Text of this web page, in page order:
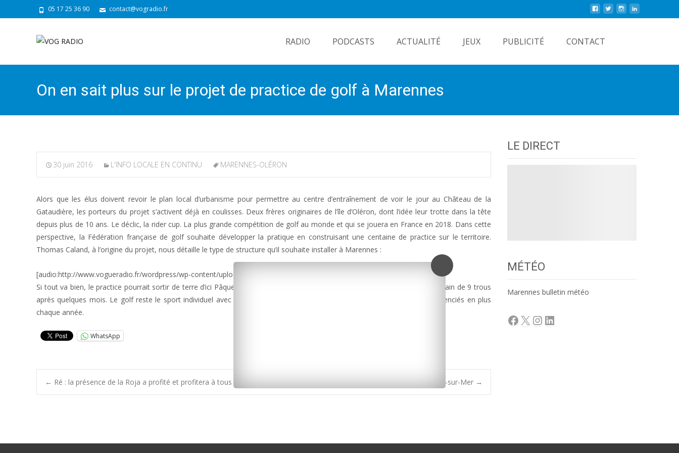
05 17 25 36 90 contact@vogradio.fr
RADIO PODCASTS ACTUALITÉ JEUX PUBLICITÉ CONTACT
On en sait plus sur le projet de practice de golf à Marennes
30 juin 2016 L'INFO LOCALE EN CONTINU MARENNES-OLÉRON
Alors que les élus doivent revoir le plan local d’urbanisme pour permettre au centre d’entraînement de voir le jour au Château de la
Gataudière, les porteurs du projet s’activent déjà en coulisses. Deux frères originaires de l’île d’Oléron, dont l’idée leur trotte dans la tête
depuis plus de 10 ans. Le déclic, la rider cup. La plus grande compétition de golf au monde et qui se jouera en France en 2018. Dans cette
perspective, la Fédération française de golf souhaite développer la pratique en construisant une centaine de practice sur le territoire.
Thomas Caland, à l’origine du projet, nous détaille le type de structure qu’il souhaite installer à Marennes :
[audio:http://www.vogueradio.fr/wordpress/wp-content/uploads/2016/06/caland.mp3]
Si tout va bien, le practice pourrait sortir de terre d’ici Pâques 2017. Mais les frères Caland prévoient déjà d’y accoler un terrain de 9 trous
après quelques mois. Le golf reste le sport individuel avec la plus haute marge de progression en France avec 30% de licenciés en plus
chaque année.
WhatsApp
Post
← Ré : la présence de la Roja a profité et profitera à tous Foot : Niort/Cozes ce soir à Saint-Palais-sur-Mer →
LE DIRECT
MÉTÉO
Marennes bulletin météo
Facebook
X Instagram
LinkedIn